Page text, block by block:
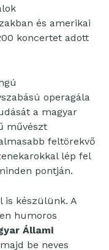
és amerikai
koncertet adott
operagála
a magyar
művészt
feltörekvő
lép fel
pontján.
is készülünk. A
humoros
Állami
be neves